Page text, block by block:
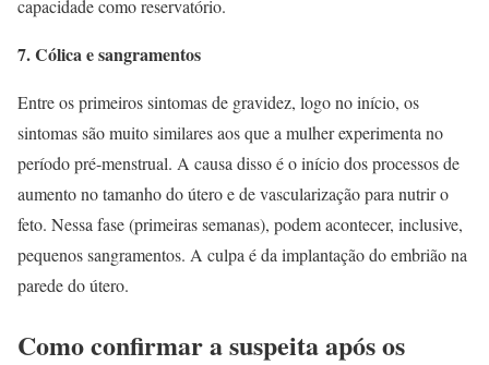
capacidade como reservatório.
7. Cólica e sangramentos
Entre os primeiros sintomas de gravidez, logo no início, os
sintomas são muito similares aos que a mulher experimenta no
período pré-menstrual. A causa disso é o início dos processos de
aumento no tamanho do útero e de vascularização para nutrir o
feto. Nessa fase (primeiras semanas), podem acontecer, inclusive,
pequenos sangramentos. A culpa é da implantação do embrião na
parede do útero.
Como confirmar a suspeita após os